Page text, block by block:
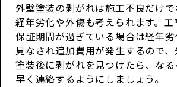
外壁塗装の剥がれは施工不良だけで
経年劣化や外傷も考えられます。工
保証期間が過ぎている場合は経年劣
見なされ追加費用が発生するので
塗装後に剥がれを見つけたら、なる
早く連絡するようにしましょう。